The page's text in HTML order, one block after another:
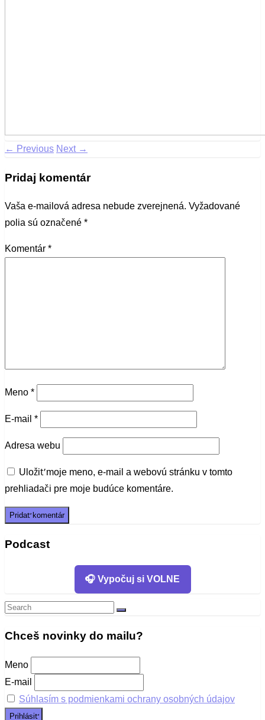
← Previous Next →
Pridaj komentár
Vaša e-mailová adresa nebude zverejnená. Vyžadované
polia sú označené *
Komentár *
Meno *
E-mail *
Adresa webu
Uložiť moje meno, e-mail a webovú stránku v tomto
prehliadači pre moje budúce komentáre.
Podcast
🎧 Vypočuj si VOLNE
Search
Chceš novinky do mailu?
Meno
E-mail
Súhlasím s podmienkami ochrany osobných údajov